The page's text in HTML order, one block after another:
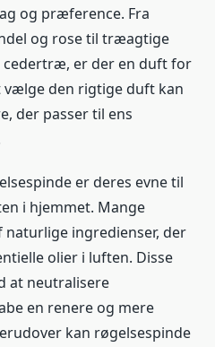
og præference. Fra
og rose til træagtige
er der en duft for
vælge den rigtige duft kan
der passer til ens
er deres evne til
i hjemmet. Mange
naturlige ingredienser, der
olier i luften. Disse
at neutralisere
en renere og mere
kan røgelsespinde